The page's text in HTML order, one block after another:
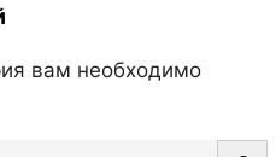
вам необходимо